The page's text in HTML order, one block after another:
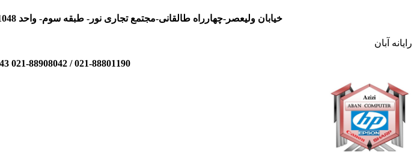
خیابان ولیعصر-چهارراه طالقانی-مجتمع تجاری نور- طبقه سوم- واحد 11048 /*/ 02188801190 / 02188908042 / 09104343543 / 09101115862
رایانه آبان
021-88801190 / 021-88908042 09104343543 / 09101115862